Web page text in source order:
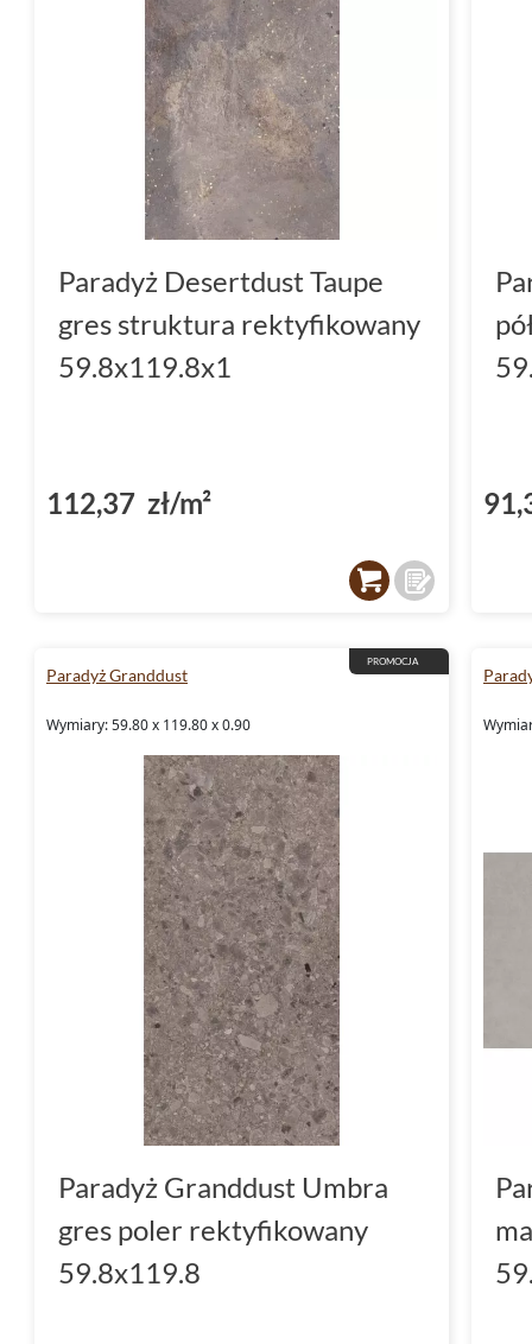
Paradyż Desertdust Taupe
gres struktura rektyfikowany
59.8x119.8x1
112,37 zł/m²
PROMOCJA
Paradyż Granddust
Wymiary: 59.80 x 119.80 x 0.90
Paradyż Granddust Umbra
gres poler rektyfikowany
59.8x119.8